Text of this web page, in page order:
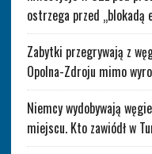
ostrzega przed „blokadą
Zabytki przegrywają z
Opolna-Zdroju mimo
Niemcy wydobywają
miejscu. Kto zawiódł w